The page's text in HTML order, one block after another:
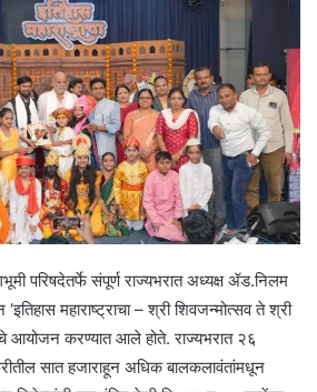
परिषदेतर्फे संपूर्ण राज्यभरात अध्यक्ष ॲड.निलम
महाराष्ट्राचा – श्री शिवजन्मोत्सव ते श्री
आयोजन करण्यात आले होते. राज्यभरात २६
सात हजाराहून अधिक बालकलावंतांमधून